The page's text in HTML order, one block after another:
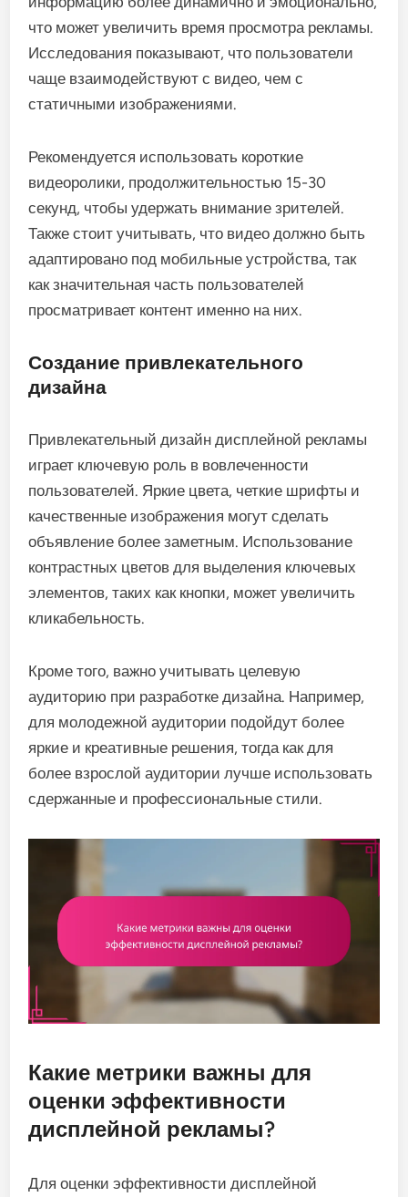
что может увеличить время просмотра рекламы.
Исследования показывают, что пользователи
чаще взаимодействуют с видео, чем с
статичными изображениями.
Рекомендуется использовать короткие
видеоролики, продолжительностью 15-30
секунд, чтобы удержать внимание зрителей.
Также стоит учитывать, что видео должно быть
адаптировано под мобильные устройства, так
как значительная часть пользователей
просматривает контент именно на них.
Создание привлекательного
дизайна
Привлекательный дизайн дисплейной рекламы
играет ключевую роль в вовлеченности
пользователей. Яркие цвета, четкие шрифты и
качественные изображения могут сделать
объявление более заметным. Использование
контрастных цветов для выделения ключевых
элементов, таких как кнопки, может увеличить
кликабельность.
Кроме того, важно учитывать целевую
аудиторию при разработке дизайна. Например,
для молодежной аудитории подойдут более
яркие и креативные решения, тогда как для
более взрослой аудитории лучше использовать
сдержанные и профессиональные стили.
Какие метрики важны для
оценки эффективности
дисплейной рекламы?
Для оценки эффективности дисплейной